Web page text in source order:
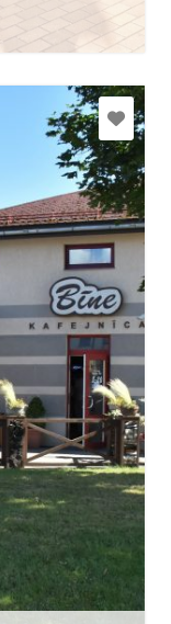
Uzzināt vairāk